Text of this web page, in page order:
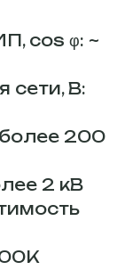
cos φ: ~
сети, В:
200
2 кВ